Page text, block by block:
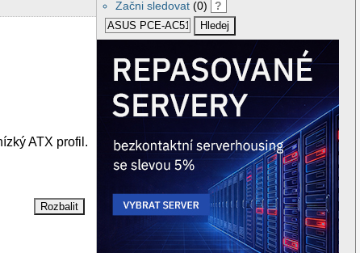
Začni sledovat (0) ?
ATX profil.